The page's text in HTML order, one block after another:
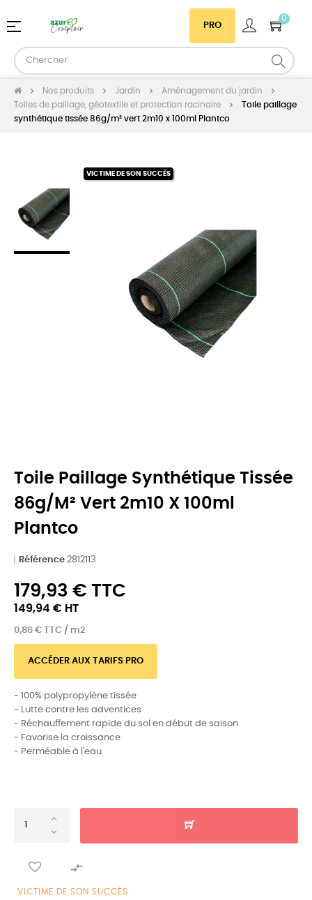
PRO
0
Basculer
navigation
☰
Nos produits Jardin
Aménagement du jardin
Toiles de paillage, géotextile et protection racinaire
Toile paillage
synthétique tissée 86g/m² vert 2m10 x 100ml Plantco
VICTIME DE SON SUCCÈS
Toile Paillage Synthétique Tissée
86g/m² Vert 2m10 X 100ml
Plantco
Référence 2812113
179,93 € TTC
149,94 € HT
0,86 € TTC / m2
ACCÉDER AUX TARIFS PRO
- 100% polypropylène tissée
- Lutte contre les adventices
- Réchauffement rapide du sol en début de saison
- Favorise la croissance
- Perméable à l'eau

VICTIME DE SON SUCCÈS